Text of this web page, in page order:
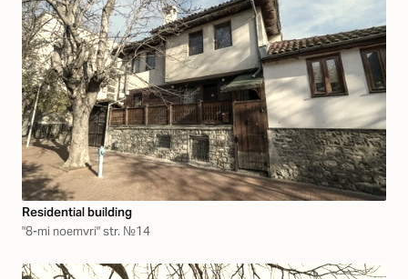
Residential building
"8-mi noemvri" str. №14